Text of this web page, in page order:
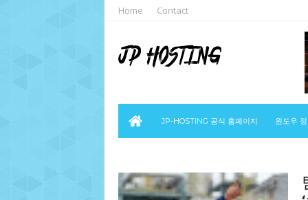
Home Contact
JP-HOSTING 공식 홈페이지 윈도우